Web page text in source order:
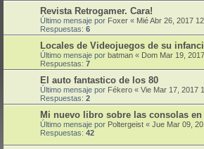
Revista Retrogamer. Cara!
Último mensaje por Foxer « Mié Abr 26, 2017
Respuestas: 6
Locales de Videojuegos de su
Último mensaje por batman « Dom Mar 19,
Respuestas: 7
El auto fantastico de los 80
Último mensaje por Fékero « Vie Mar 17, 2017
Respuestas: 2
Mi nuevo libro sobre las consolas en
Último mensaje por Poltergeist « Jue Mar 09,
Respuestas: 42